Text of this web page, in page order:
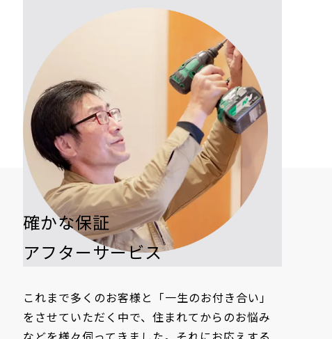
確かな保証
アフターサービス
これまで多くのお客様と「一生のお付き合い」
をさせていただく中で、住まれてからのお悩み